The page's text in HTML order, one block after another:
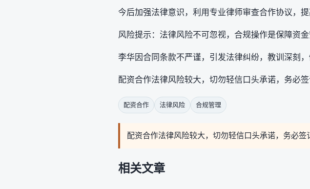
今后加强法律意识，利用专业律师审查合作协议，提
风险提示：法律风险不可忽视，合规操作是保障资金
李华因合同条款不严谨，引发法律纠纷，教训深刻
配资合作法律风险较大，切勿轻信口头承诺，务必签
配资合作 法律风险 合规管理
配资合作法律风险较大，切勿轻信口头承诺，务必签
相关文章